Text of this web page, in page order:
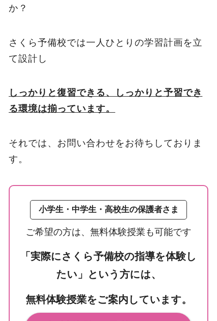
か？
さくら予備校では一人ひとりの学習計画を立
て設計し
しっかりと復習できる、しっかりと予習でき
る環境は揃っています。
それでは、お問い合わせをお待ちしておりま
す。
小学生・中学生・高校生の保護者さま
ご希望の方は、無料体験授業も可能です
「実際にさくら予備校の指導を体験し
たい」という方には、
無料体験授業をご案内しています。